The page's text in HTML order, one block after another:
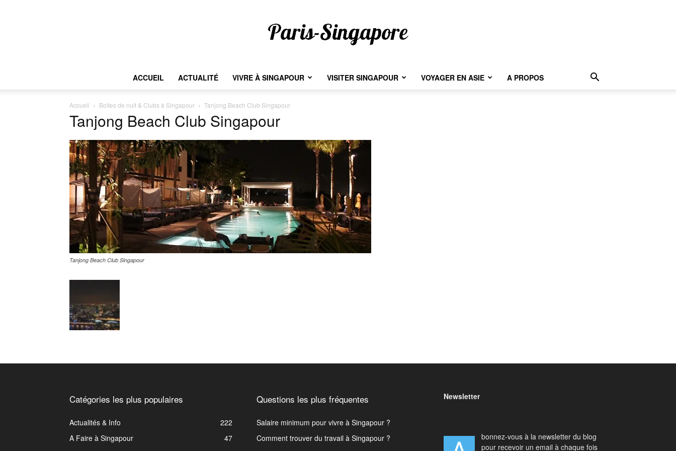
Paris-
Singapore
ACCUEIL ACTUALITÉ VIVRE À SINGAPOUR VISITER SINGAPOUR VOYAGER EN ASIE A PROPOS
Accueil Boîtes de nuit & Clubs à Singapour Tanjong Beach Club Singapour
Tanjong Beach Club Singapour
Tanjong Beach Club Singapour
Catégories les plus populaires
Actualités & Info
222
A Faire à Singapour
47
Questions les plus fréquentes
Salaire minimum pour vivre à Singapour ?
Comment trouver du travail à Singapour ?
Newsletter
bonnez-vous à la newsletter du blog
pour recevoir un email à chaque fois